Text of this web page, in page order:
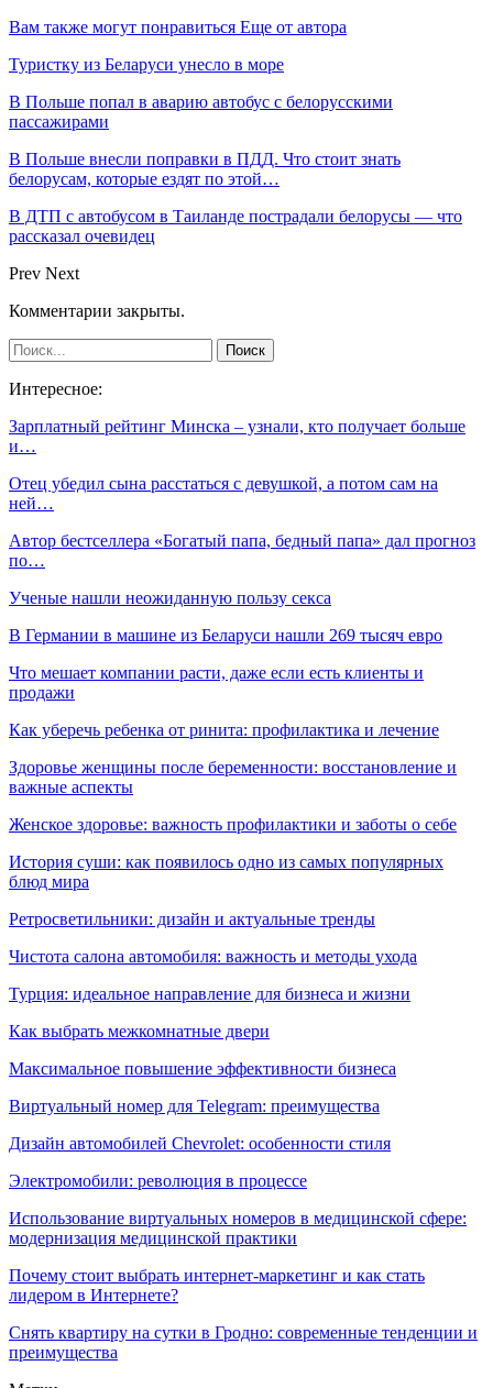
Вам также могут понравиться Еще от автора
Туристку из Беларуси унесло в море
В Польше попал в аварию автобус с белорусскими
пассажирами
В Польше внесли поправки в ПДД. Что стоит знать
белорусам, которые ездят по этой…
В ДТП с автобусом в Таиланде пострадали белорусы — что
рассказал очевидец
Prev Next
Комментарии закрыты.
Интересное:
Зарплатный рейтинг Минска – узнали, кто получает больше
и…
Отец убедил сына расстаться с девушкой, а потом сам на
ней…
Автор бестселлера «Богатый папа, бедный папа» дал прогноз
по…
Ученые нашли неожиданную пользу секса
В Германии в машине из Беларуси нашли 269 тысяч евро
Что мешает компании расти, даже если есть клиенты и
продажи
Как уберечь ребенка от ринита: профилактика и лечение
Здоровье женщины после беременности: восстановление и
важные аспекты
Женское здоровье: важность профилактики и заботы о себе
История суши: как появилось одно из самых популярных
блюд мира
Ретросветильники: дизайн и актуальные тренды
Чистота салона автомобиля: важность и методы ухода
Турция: идеальное направление для бизнеса и жизни
Как выбрать межкомнатные двери
Максимальное повышение эффективности бизнеса
Виртуальный номер для Telegram: преимущества
Дизайн автомобилей Chevrolet: особенности стиля
Электромобили: революция в процессе
Использование виртуальных номеров в медицинской сфере:
модернизация медицинской практики
Почему стоит выбрать интернет-маркетинг и как стать
лидером в Интернете?
Снять квартиру на сутки в Гродно: современные тенденции и
преимущества